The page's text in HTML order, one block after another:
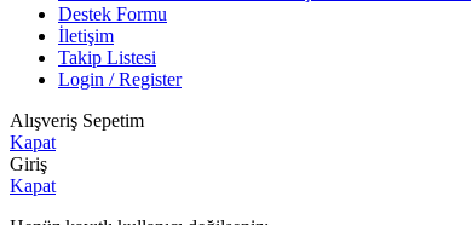
Destek Formu
İletişim
Takip Listesi
Login / Register
Alışveriş Sepetim
Kapat
Giriş
Kapat